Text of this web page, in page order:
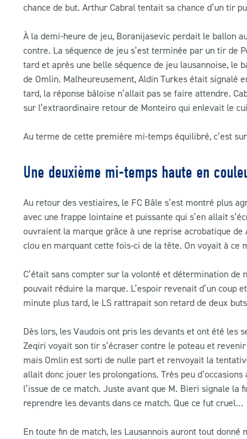
chance de but. Arthur Cabral tentait sa chance d’un tir
À la demi-heure de jeu, Boranijasevic perdait le ballon
contre. La séquence de jeu s’est terminée par un tir de
tard et après une belle séquence de jeu lausannoise, le
de Omlin. Malheureusement, Aldin Turkes était signalé
tard, la réponse bâloise n’allait pas se faire attendre.
sur l’extraordinaire retour de Monteiro qui enlevait le
Au terme de cette première mi-temps équilibré, c’est
Une deuxième mi-temps haute en
Au retour des vestiaires, le FC Bâle s’est montré plus
avec une frappe lointaine et puissante qui s’en allait
ouvraient la marque grâce à une reprise acrobatique
clou en marquant cette fois-ci de la tête. On voyait à
C’était sans compter sur la volonté et détermination de
pouvait réduire la marque. L’espoir revenait d’un coup
minute plus tard, le LS rattrapait son retard de deux
Dès lors, les Vaudois ont pris les devants et ont été les
Zeqiri voyait son tir s’écraser contre le poteau et
mais Omlin est sorti de nulle part et renvoyait la
allait donc jouer les prolongations. Très peu
l’issue de ce match. Juste avant que M. Bieri signale
reprendre les devants dans ce match. Que ce fut cruel…
En toute fin de match, les Lausannois auront tout